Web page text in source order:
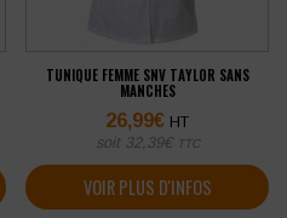
TUNIQUE FEMME SNV TAYLOR SANS
MANCHES
26,99€ HT
soit 32,39€ TTC
VOIR PLUS D'INFOS